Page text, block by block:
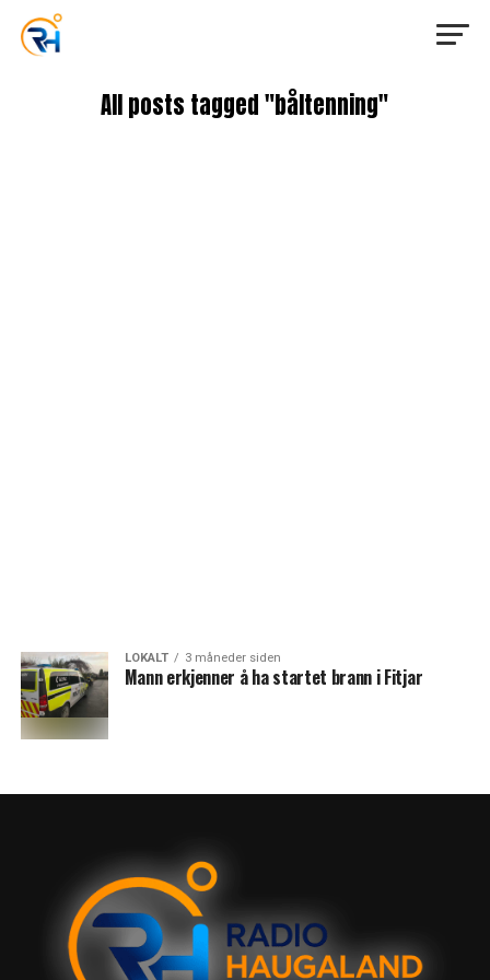
All posts tagged "båltenning"
LOKALT 3 måneder siden
Mann erkjenner å ha startet brann i Fitjar